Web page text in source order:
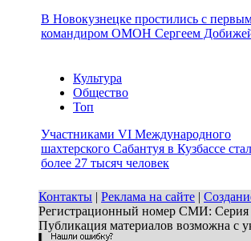
В Новокузнецке простились с
командиром ОМОН Сергеем
Культура
Общество
Топ
Участниками VI Международного
шахтерского Сабантуя в Кузбассе
более 27 тысяч человек
Контакты | Реклама на сайте |
Регистрационный номер СМИ: Серия
Публикация материалов возможна с